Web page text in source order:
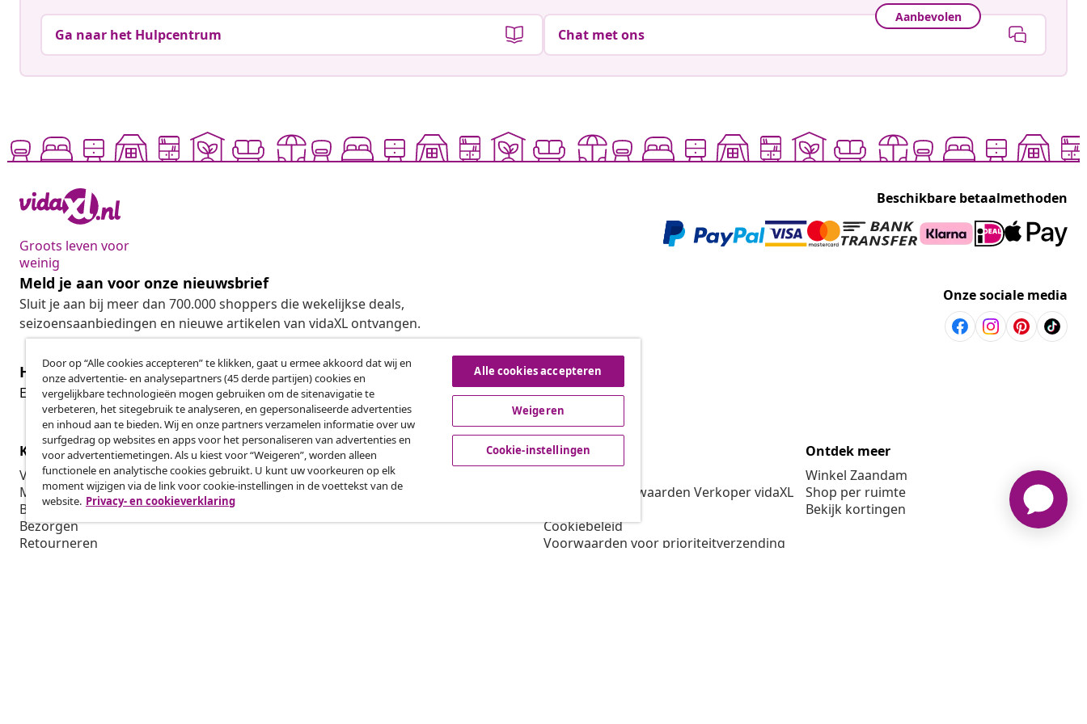
Ga naar het Hulpcentrum
Aanbevolen
Chat met ons
Groots leven voor
weinig
Beschikbare betaalmethoden
Meld je aan voor onze nieuwsbrief
Sluit je aan bij meer dan 700.000 shoppers die wekelijkse deals,
seizoensaanbiedingen en nieuwe artikelen van vidaXL ontvangen.
Onze sociale media
Herroeping van de overeenkomst
Een annulering voor je bestelling indienen
Herroeping van de overeenkomst
Klantenservice
Volg je bestelling
Mijn account
Betalen
Bezorgen
Retourneren
Zakelijk
Affiliateprogramma
Produceren voor vidaXL
vidaXL
Algemene voorwaarden Verkoper vidaXL
Cookiebeleid
Voorwaarden voor prioriteitverzending
Ontdek meer
Winkel Zaandam
Shop per ruimte
Bekijk kortingen
Door op “Alle cookies accepteren” te klikken, gaat u ermee akkoord dat wij en
onze advertentie- en analysepartners (45 derde partijen) cookies en
vergelijkbare technologieën mogen gebruiken om de sitenavigatie te
verbeteren, het sitegebruik te analyseren, en gepersonaliseerde advertenties
en inhoud aan te bieden. Wij en onze partners verzamelen informatie over uw
surfgedrag op websites en apps voor het personaliseren van advertenties en
voor advertentiemetingen. Als u kiest voor “Weigeren”, worden alleen
functionele en analytische cookies gebruikt. U kunt uw voorkeuren op elk
moment wijzigen via de link voor cookie-instellingen in de voettekst van de
website. Privacy- en cookieverklaring
Alle cookies accepteren
Weigeren
Cookie-instellingen